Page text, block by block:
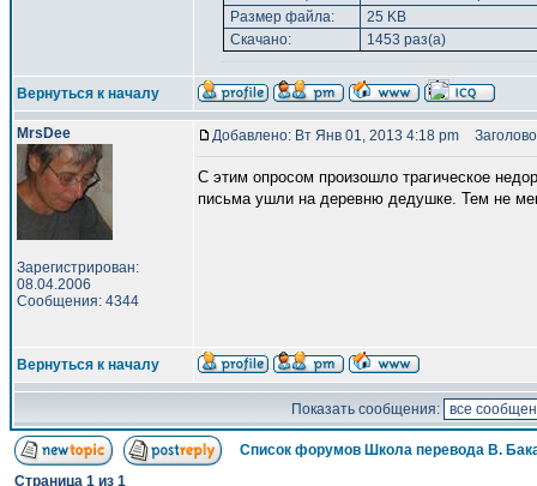
Размер файла:
25 KB
Скачано:
1453 раз(а)
Вернуться к началу
MrsDee
Зарегистрирован:
08.04.2006
Сообщения: 4344
Добавлено: Вт Янв 01, 2013 4:18 pm
С этим опросом произошло трагическое
письма ушли на деревню дедушке. Тем не
Вернуться к началу
Показать сообщения:
Список форумов Школа перевода В.
Страница 1 из 1